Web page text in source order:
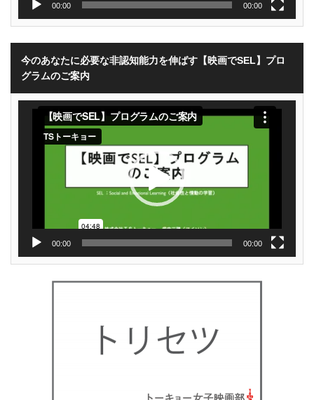
00:00 00:00
今のあなたに必要な非認知能力を伸ばす【映画でSEL】プロ
グラムのご案内
動
00:00 00:00